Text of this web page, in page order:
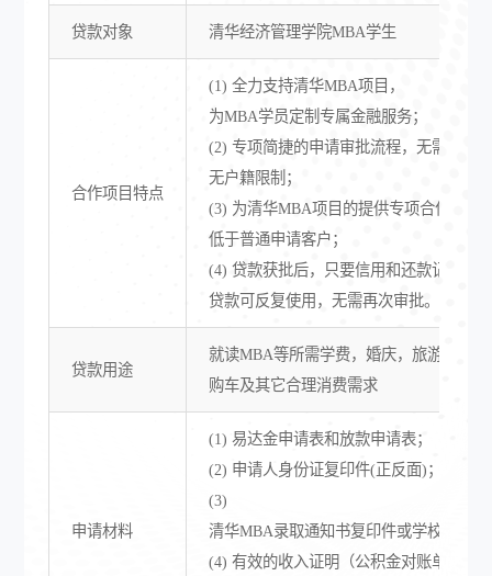
贷款对象 清华经济管理学院MBA学生
合作项目特点
(1) 全力支持清华MBA项目，
为MBA学员定制专属金融服务；
(2) 专项简捷的申请审批流程，无需抵押
无户籍限制；
(3) 为清华MBA项目的提供专项合作费率
低于普通申请客户；
(4) 贷款获批后，只要信用和还款记录良
贷款可反复使用，无需再次审批。
贷款用途
就读MBA等所需学费，婚庆，旅游，装修
购车及其它合理消费需求
申请材料
(1) 易达金申请表和放款申请表；
(2) 申请人身份证复印件(正反面)；
(3)
清华MBA录取通知书复印件或学校出具
(4) 有效的收入证明（公积金对账单，